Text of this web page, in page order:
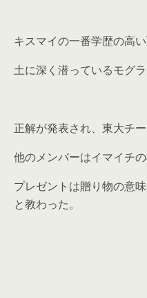
キスマイの一番学歴の高い
土に深く潜っているモグ
正解が発表され、東大チ
他のメンバーはイマイチの
プレゼントは贈り物の意
と教わった。